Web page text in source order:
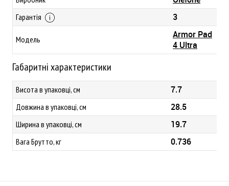
Гарантія 3
Модель
Armor Pad
4 Ultra
Габаритні характеристики
Висота в упаковці, см 7.7
Довжина в упаковці, см 28.5
Ширина в упаковці, см 19.7
Вага Брутто, кг 0.736